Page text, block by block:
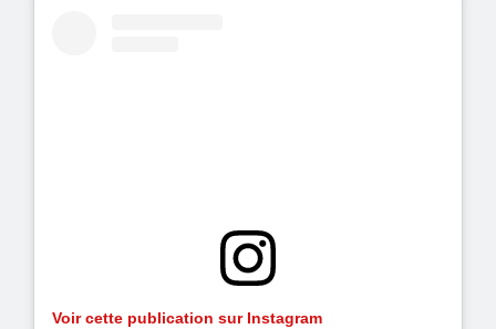
Voir cette publication sur Instagram